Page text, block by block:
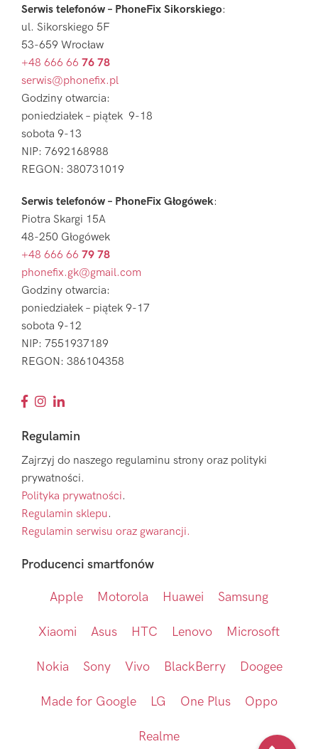
Serwis telefonów – PhoneFix Sikorskiego:
ul. Sikorskiego 5F
53-659 Wrocław
+48 666 66 76 78
serwis@phonefix.pl
Godziny otwarcia:
poniedziałek – piątek 9-18
sobota 9-13
NIP: 7692168988
REGON: 380731019
Serwis telefonów – PhoneFix Głogówek:
Piotra Skargi 15A
48-250 Głogówek
+48 666 66 79 78
phonefix.gk@gmail.com
Godziny otwarcia:
poniedziałek – piątek 9-17
sobota 9-12
NIP: 7551937189
REGON: 386104358
Regulamin
Zajrzyj do naszego regulaminu strony oraz polityki
prywatności.
Polityka prywatności.
Regulamin sklepu.
Regulamin serwisu oraz gwarancji.
Producenci smartfonów
Apple Motorola Huawei Samsung
Xiaomi Asus HTC Lenovo Microsoft
Nokia Sony Vivo BlackBerry Doogee
Made for Google LG One Plus Oppo
Realme